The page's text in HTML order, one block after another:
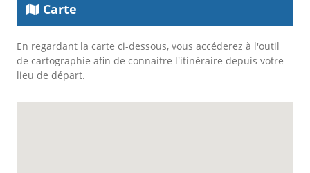
Carte
En regardant la carte ci-dessous, vous accéderez à l'outil
de cartographie afin de connaitre l'itinéraire depuis votre
lieu de départ.